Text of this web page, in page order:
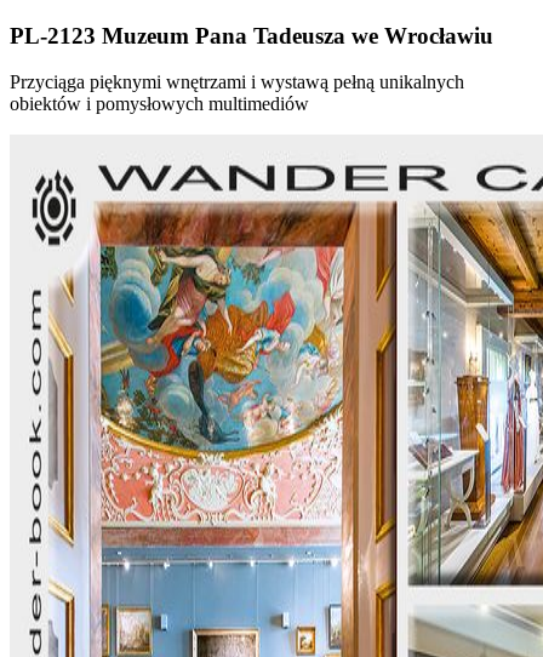
PL-2123 Muzeum Pana Tadeusza we Wrocławiu
Przyciąga pięknymi wnętrzami i wystawą pełną unikalnych
obiektów i pomysłowych multimediów